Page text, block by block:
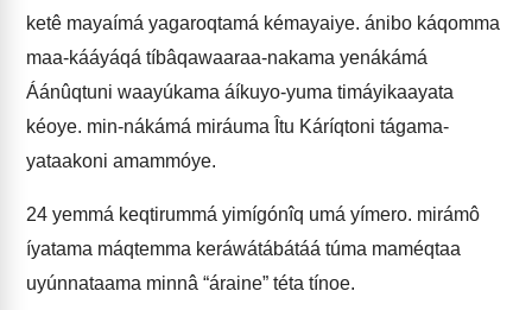
ketê mayaímá yagaroqtamá kémayaiye. ánibo káqomma
maa-kááyáqá tíbâqawaaraa-nakama yenákámá
Áánûqtuni waayúkama áíkuyo-yuma timáyikaayata
kéoye. min-nákámá miráuma Îtu Káríqtoni tágama-
yataakoni amammóye.
24 yemmá keqtirummá yimígónîq umá yímero. mirámô
íyatama máqtemma keráwátábátáá túma maméqtaa
uyúnnataama minnâ “áraine” téta tínoe.